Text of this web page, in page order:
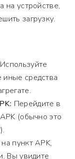
на устройстве,
загрузку.
Используйте
средства
Перейдите в
(обычно это
пункт APK,
Вы увидите